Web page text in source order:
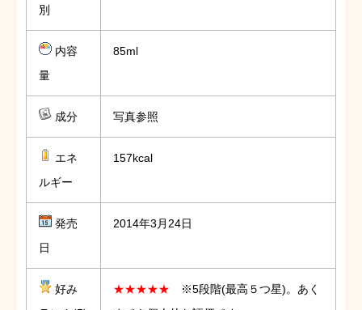
別
内容
量
85ml
成分 写真参照
エネ
ルギー
157kcal
発売
日
2014年3月24日
好み
★★★★★
※5段階(最高５つ星)。あく